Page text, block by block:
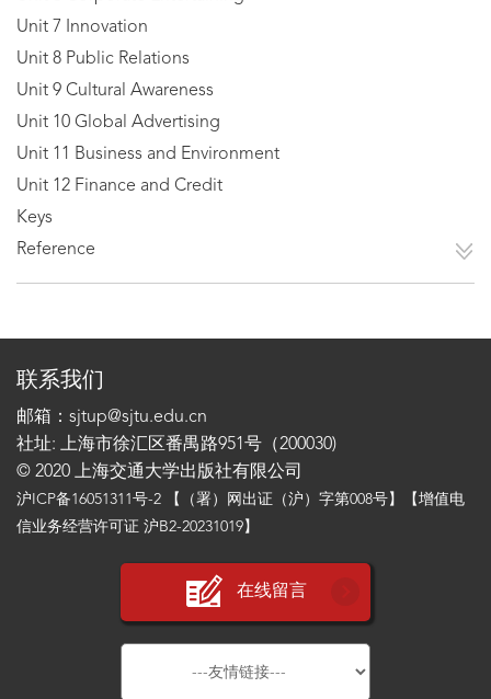
Unit 7 Innovation
Unit 8 Public Relations
Unit 9 Cultural Awareness
Unit 10 Global Advertising
Unit 11 Business and Environment
Unit 12 Finance and Credit
Keys
Reference
联系我们
邮箱：sjtup@sjtu.edu.cn
社址: 上海市徐汇区番禺路951号（200030)
© 2020 上海交通大学出版社有限公司
沪ICP备16051311号-2 【（署）网出证（沪）字第008号】【增值电
信业务经营许可证 沪B2-20231019】
在线留言